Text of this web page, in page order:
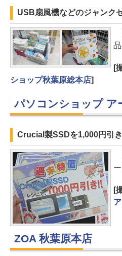
USB扇風機などのジャンク
[
ショップ秋葉原総本店]
パソコンショップ ア
Crucial製SSDを1,000円引
[
ZOA 秋葉原本店